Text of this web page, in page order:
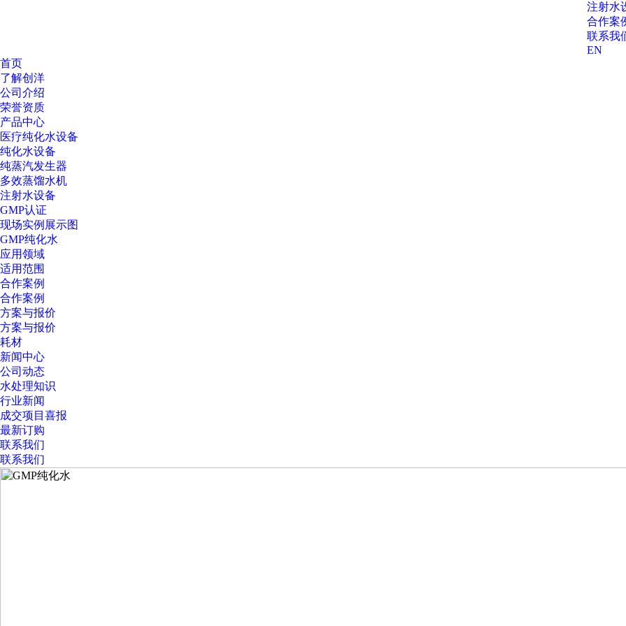
注射水
合作案
联系我
EN
首页
了解创洋
公司介绍
荣誉资质
产品中心
医疗纯化水设备
纯化水设备
纯蒸汽发生器
多效蒸馏水机
注射水设备
GMP认证
现场实例展示图
GMP纯化水
应用领域
适用范围
合作案例
合作案例
方案与报价
方案与报价
耗材
新闻中心
公司动态
水处理知识
行业新闻
成交项目喜报
最新订购
联系我们
联系我们